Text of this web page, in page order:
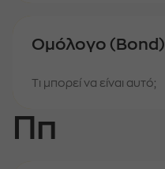
Ομόλογο (Bond)
Τι μπορεί να είναι αυτό;
Ππ